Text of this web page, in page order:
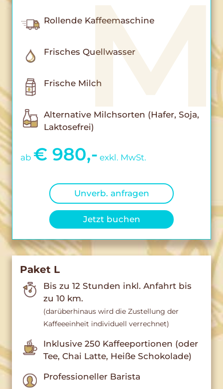
Rollende Kaffeemaschine
Frisches Quellwasser
Frische Milch
Alternative Milchsorten (Hafer, Soja,
Laktosefrei)
ab € 980,- exkl. MwSt.
Unverb. anfragen
Jetzt buchen
Paket L
Bis zu 12 Stunden inkl. Anfahrt bis
zu 10 km.
(darüberhinaus wird die Zustellung der
Kaffeeeinheit individuell verrechnet)
Inklusive 250 Kaffeeportionen (oder
Tee, Chai Latte, Heiße Schokolade)
Professioneller Barista